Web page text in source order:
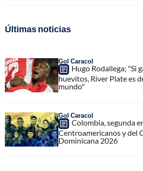
Últimas noticias
Gol Caracol
Hugo Rodallega; "Si
huevitos, River Plate es
mundo"
Gol Caracol
Colombia, segunda
Centroamericanos y del
Dominicana 2026